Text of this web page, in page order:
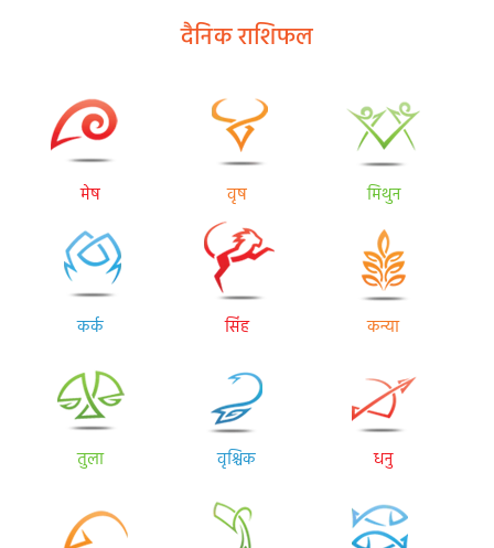
दैनिक राशिफल
मेष वृष मिथुन
कर्क सिंह कन्या
तुला वृश्चिक धनु